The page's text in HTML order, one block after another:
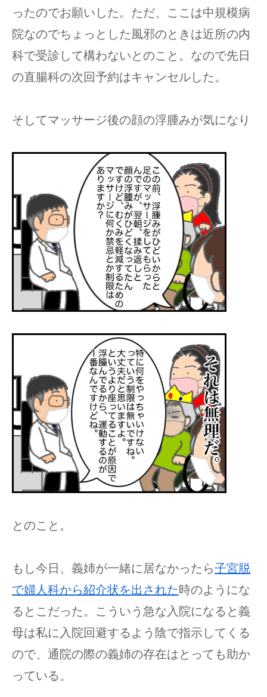
ったのでお願いした。ただ、ここは中規模病
院なのでちょっとした風邪のときは近所の内
科で受診して構わないとのこと。なので先日
の直腸科の次回予約はキャンセルした。
そしてマッサージ後の顔の浮腫みが気になり
とのこと。
もし今日、義姉が一緒に居なかったら子宮脱
で婦人科から紹介状を出された時のようにな
るとこだった。こういう急な入院になると義
母は私に入院回避するよう陰で指示してくる
ので、通院の際の義姉の存在はとっても助か
っている。